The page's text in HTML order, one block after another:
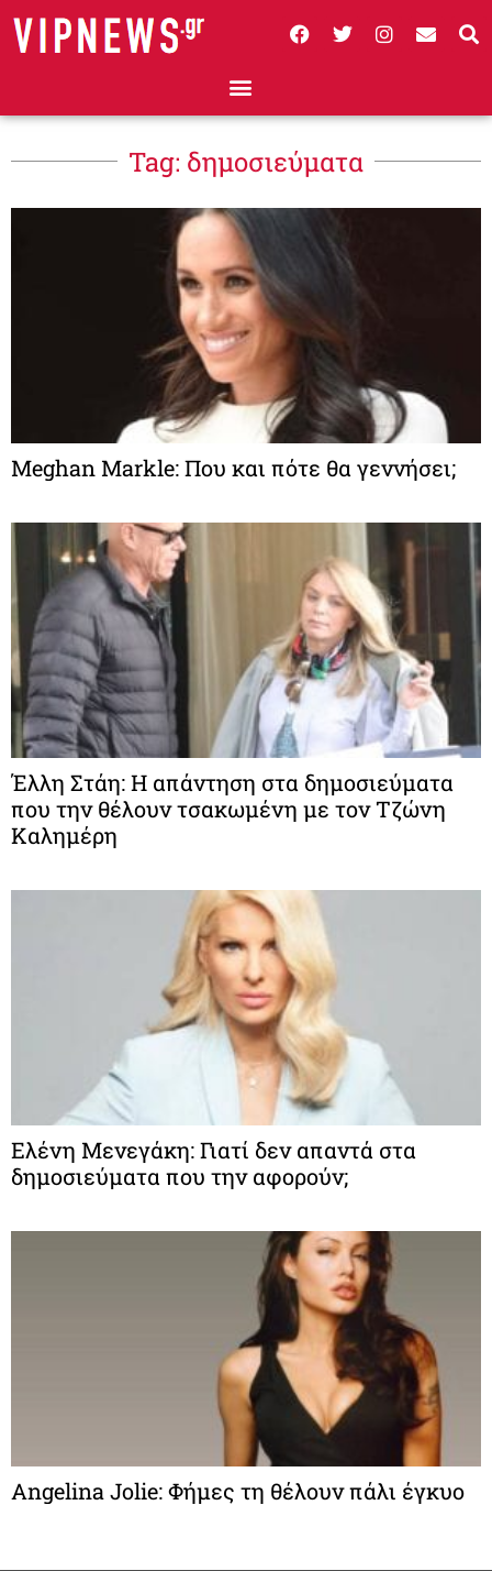
Tag: δημοσιεύματα
Meghan Markle: Που και πότε θα γεννήσει;
Έλλη Στάη: Η απάντηση στα δημοσιεύματα
που την θέλουν τσακωμένη με τον Τζώνη
Καλημέρη
Ελένη Μενεγάκη: Γιατί δεν απαντά στα
δημοσιεύματα που την αφορούν;
Angelina Jolie: Φήμες τη θέλουν πάλι έγκυο